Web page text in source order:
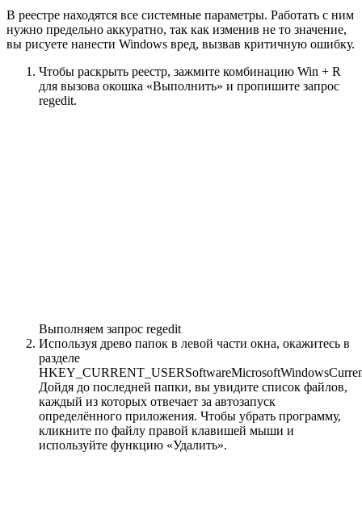
В реестре находятся все системные параметры. Работать с ним
нужно предельно аккуратно, так как изменив не то значение,
вы рисуете нанести Windows вред, вызвав критичную ошибку.
Чтобы раскрыть реестр, зажмите комбинацию Win + R
для вызова окошка «Выполнить» и пропишите запрос
regedit.
Выполняем запрос regedit
Используя древо папок в левой части окна, окажитесь в
разделе
Дойдя до последней папки, вы увидите список файлов,
каждый из которых отвечает за автозапуск
определённого приложения. Чтобы убрать программу,
кликните по файлу правой клавишей мыши и
используйте функцию «Удалить».